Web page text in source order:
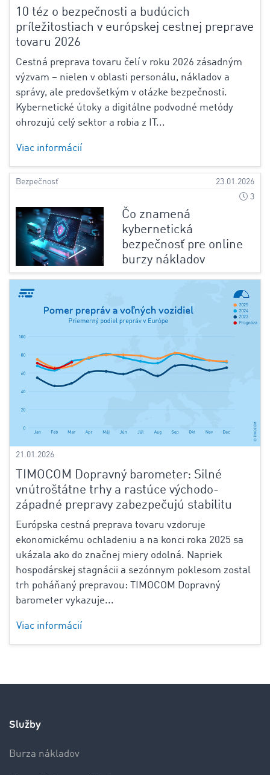
10 téz o bezpečnosti a budúcich
príležitostiach v európskej cestnej preprave
tovaru 2026
Cestná preprava tovaru čelí v roku 2026 zásadným
výzvam – nielen v oblasti personálu, nákladov a
správy, ale predovšetkým v otázke bezpečnosti.
Kybernetické útoky a digitálne podvodné metódy
ohrozujú celý sektor a robia z IT...
Viac informácií
Bezpečnosť
23.01.2026
3
Čo znamená
kybernetická
bezpečnosť pre online
burzy nákladov
21.01.2026
TIMOCOM Dopravný barometer: Silné
vnútroštátne trhy a rastúce východo-
západné prepravy zabezpečujú stabilitu
Európska cestná preprava tovaru vzdoruje
ekonomickému ochladeniu a na konci roka 2025 sa
ukázala ako do značnej miery odolná. Napriek
hospodárskej stagnácii a sezónnym poklesom zostal
trh poháňaný prepravou: TIMOCOM Dopravný
barometer vykazuje...
Viac informácií
Služby
Burza nákladov